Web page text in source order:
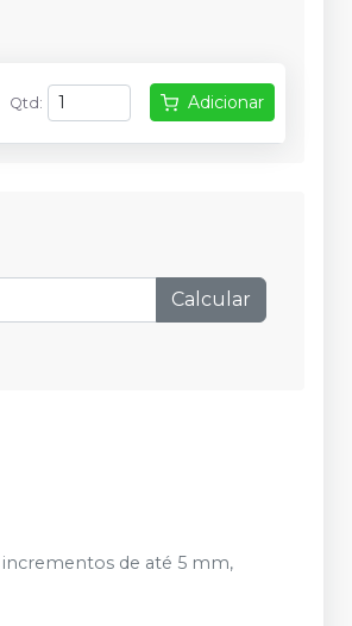
Qtd : Adicionar
Calcular
de até 5 mm,